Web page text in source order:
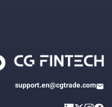
support.en@cgtrade.com